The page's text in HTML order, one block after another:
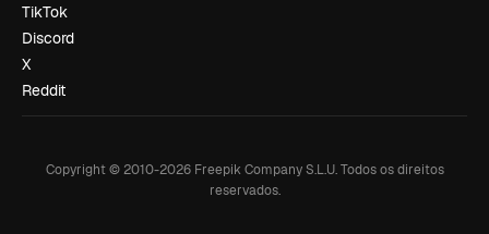
TikTok
Discord
X
Reddit
Copyright © 2010-2026Freepik Company S.L.U. Todos os direitos
reservados.